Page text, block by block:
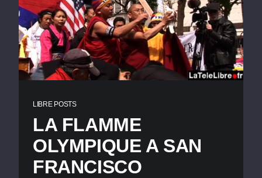
LIBRE POSTS
LA FLAMME
OLYMPIQUE A SAN
FRANCISCO